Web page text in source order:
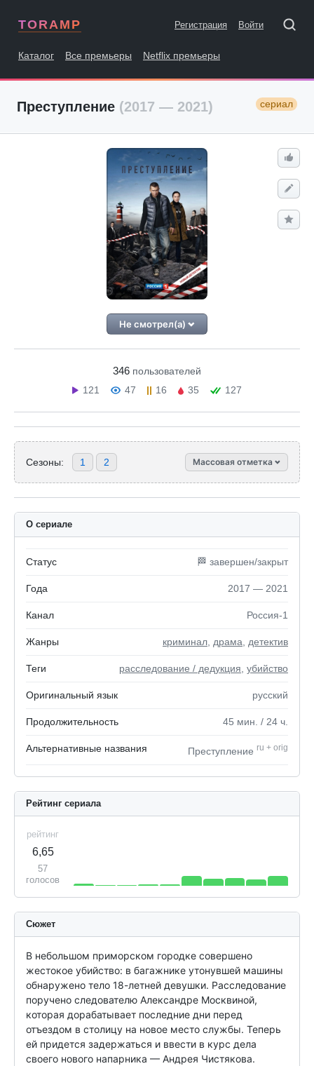
TORAMP Регистрация Войти
Каталог Все премьеры Netflix премьеры
Преступление (2017 — 2021) сериал
Не смотрел(а)
346 пользователей
121
47 16 35 127
Сезоны: 1 2 Массовая отметка
О сериале
Статус 🏁 завершен/закрыт
Года 2017 — 2021
Канал Россия-1
Жанры криминал драма детектив
Теги расследование / дедукция убийство
Оригинальный язык русский
Продолжительность 45 мин. / 24 ч.
Альтернативные названия Преступление ru + orig
Рейтинг сериала
рейтинг
6,65
57
голосов
Сюжет
В небольшом приморском городке совершено
жестокое убийство: в багажнике утонувшей машины
обнаружено тело 18-летней девушки. Расследование
поручено следователю Александре Москвиной,
которая дорабатывает последние дни перед
отъездом в столицу на новое место службы. Теперь
ей придется задержаться и ввести в курс дела
своего нового напарника — Андрея Чистякова.